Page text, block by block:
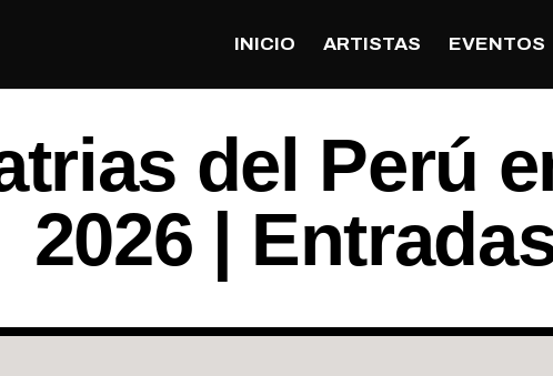
INICIO ARTISTAS EVENTOS
del Perú
2026 |